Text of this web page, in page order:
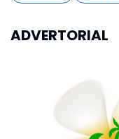
ADVERTORIAL